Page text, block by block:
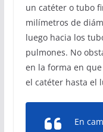
un catéter o tubo
milímetros de
luego hacia los
pulmones. No
en la forma en
el catéter hasta el
En